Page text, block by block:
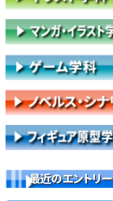
最近のエントリー